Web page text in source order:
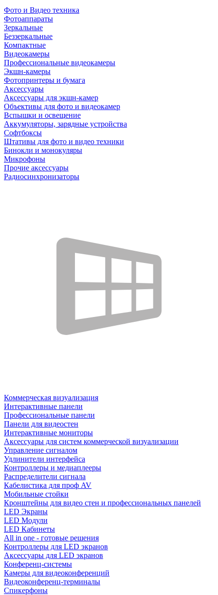
Фото и Видео техника
Фотоаппараты
Зеркальные
Беззеркальные
Компактные
Видеокамеры
Профессиональные видеокамеры
Экшн-камеры
Фотопринтеры и бумага
Аксессуары
Аксессуары для экшн-камер
Объективы для фото и видеокамер
Вспышки и освещение
Аккумуляторы, зарядные устройства
Софтбоксы
Штативы для фото и видео техники
Бинокли и монокуляры
Микрофоны
Прочие аксессуары
Радиосинхронизаторы
Коммерческая визуализация
Интерактивные панели
Профессиональные панели
Панели для видеостен
Интерактивные мониторы
Аксессуары для систем коммерческой визуализации
Управление сигналом
Удлинители интерфейса
Контроллеры и медиаплееры
Распределители сигнала
Кабелистика для проф AV
Мобильные стойки
Кронштейны для видео стен и профессиональных панелей
LED Экраны
LED Модули
LED Кабинеты
All in one - готовые решения
Контроллеры для LED экранов
Аксессуары для LED экранов
Конференц-системы
Камеры для видеоконференций
Видеоконференц-терминалы
Спикерфоны